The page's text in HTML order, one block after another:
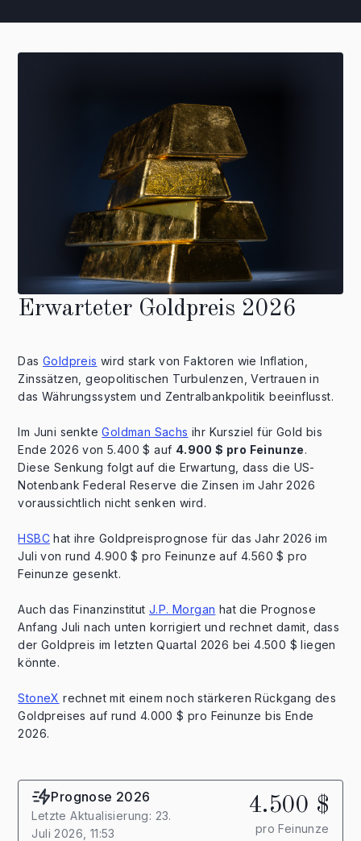
Erwarteter Goldpreis 2026
Das Goldpreis wird stark von Faktoren wie Inflation,
Zinssätzen, geopolitischen Turbulenzen, Vertrauen in
das Währungssystem und Zentralbankpolitik beeinflusst.
Im Juni senkteGoldman Sachs ihr Kursziel für Gold bis
Ende 2026 von 5.400 $ auf 4.900 $ pro Feinunze.
Diese Senkung folgt auf die Erwartung, dass die US-
Notenbank Federal Reserve die Zinsen im Jahr 2026
voraussichtlich nicht senken wird.
HSBChat ihre Goldpreisprognose für das Jahr 2026 im
Juli von rund 4.900 $ pro Feinunze auf 4.560 $ pro
Feinunze gesenkt.
Auch das Finanzinstitut J.P. Morgan hat die Prognose
Anfang Juli nach unten korrigiert und rechnet damit, dass
der Goldpreis im letzten Quartal 2026 bei 4.500 $ liegen
könnte.
StoneX rechnet mit einem noch stärkeren Rückgang des
Goldpreises auf rund 4.000 $ pro Feinunze bis Ende
2026.
Prognose 2026
Letzte Aktualisierung: 23.
Juli 2026, 11:53
4.500 $
pro Feinunze